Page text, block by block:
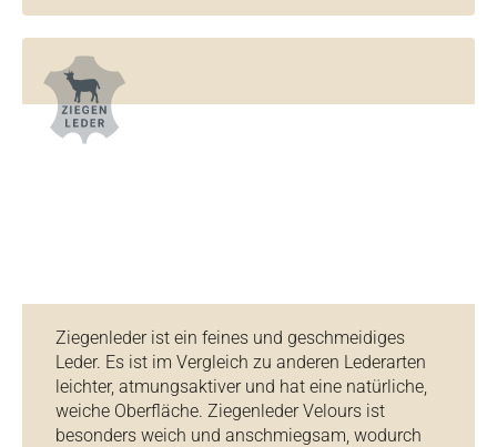
Ziegenleder ist ein feines und geschmeidiges
Leder. Es ist im Vergleich zu anderen Lederarten
leichter, atmungsaktiver und hat eine natürliche,
weiche Oberfläche. Ziegenleder Velours ist
besonders weich und anschmiegsam, wodurch